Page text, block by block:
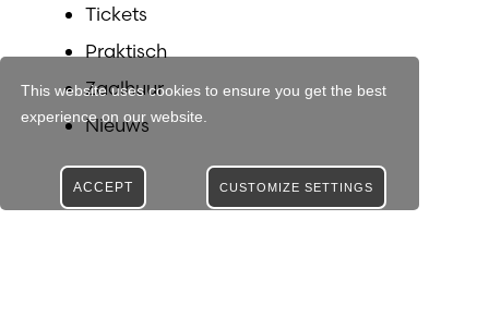
This website uses cookies to ensure you get the best
experience on our website.
CUSTOMIZE SETTINGS
ACCEPT
Tickets
Praktisch
Zaalhuur
Nieuws